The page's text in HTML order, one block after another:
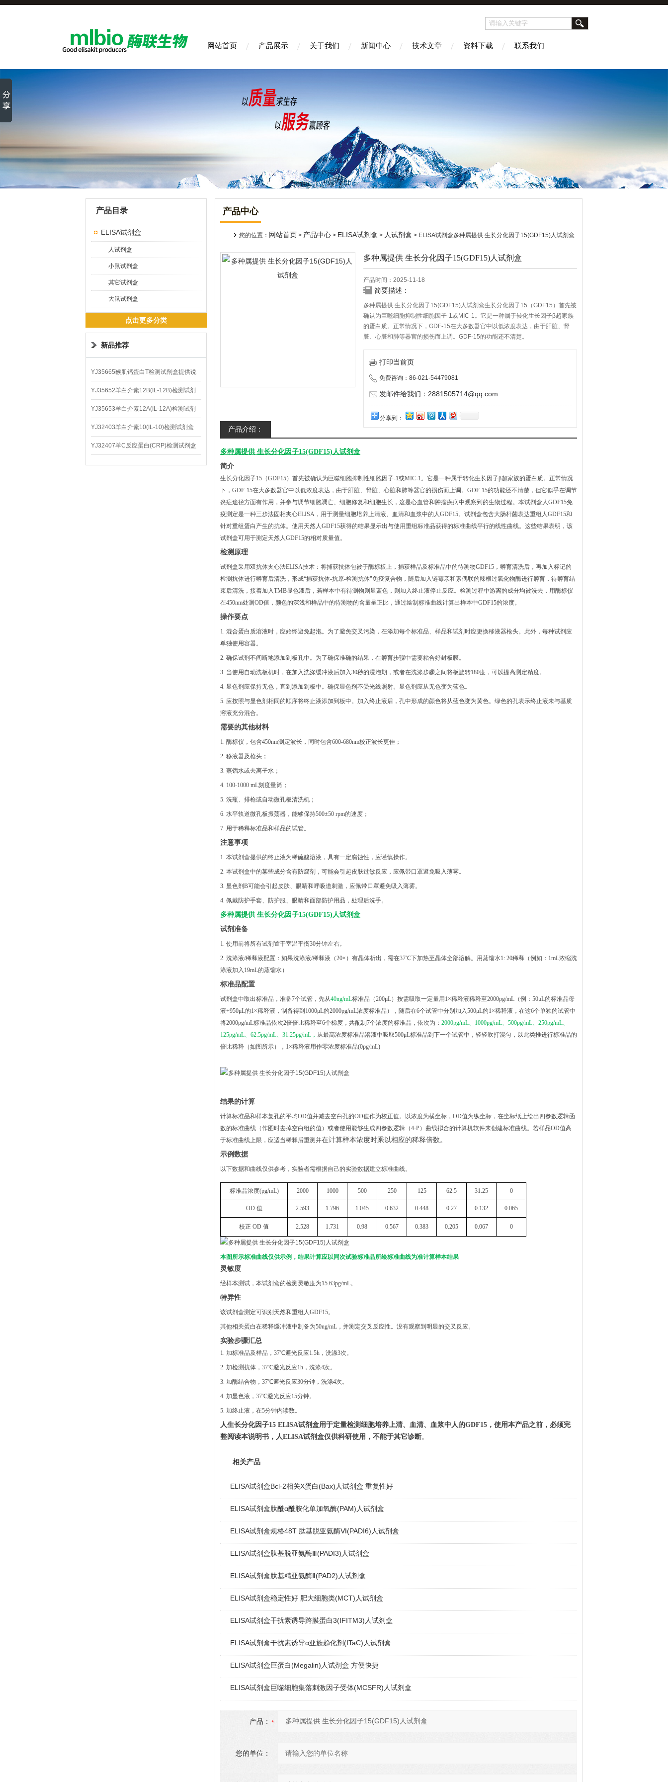
网站首页 产品展示 关于我们 新闻中心 技术文章 资料下载 联系我们
产品目录
ELISA试剂盒
人试剂盒
小鼠试剂盒
其它试剂盒
大鼠试剂盒
点击更多分类
新品推荐
YJ35665猴肌钙蛋白T检测试剂盒提供说
明书
YJ35652羊白介素12B(IL-12B)检测试剂
盒
YJ35653羊白介素12A(IL-12A)检测试剂
盒
YJ32403羊白介素10(IL-10)检测试剂盒
YJ32407羊C反应蛋白(CRP)检测试剂盒
产品中心
您的位置： 网站首页 > 产品中心 > ELISA试剂盒 > 人试剂盒 > ELISA试剂盒多种属提供 生长分化因子15(GDF15)人试剂盒
多种属提供 生长分化因子15(GDF15)人试剂盒
产品时间：2025-11-18
简要描述：
多种属提供 生长分化因子15(GDF15)人试剂盒生长分化因子15（GDF15）首先被
确认为巨噬细胞抑制性细胞因子-1或MIC-1。它是一种属于转化生长因子β超家族
的蛋白质。正常情况下，GDF-15在大多数器官中以低浓度表达，由于肝脏、肾
脏、心脏和肺等器官的损伤而上调。GDF-15的功能还不清楚。
打印当前页
免费咨询：86-021-54479081
发邮件给我们：2881505714@qq.com
分享到：
产品介绍：
多种属提供 生长分化因子15(GDF15)人试剂盒
简介
生长分化因子15（GDF15）首先被确认为巨噬细胞抑制性细胞因子-1或MIC-1。它是一种属于转化生长因子β超家族的蛋白质。正常情况
下，GDF-15在大多数器官中以低浓度表达，由于肝脏、肾脏、心脏和肺等器官的损伤而上调。GDF-15的功能还不清楚，但它似乎在调节
炎症途径方面有作用，并参与调节细胞凋亡、细胞修复和细胞生长，这是心血管和肿瘤疾病中观察到的生物过程。本试剂盒人GDF15免
疫测定是一种三步法固相夹心ELISA，用于测量细胞培养上清液、血清和血浆中的人GDF15。试剂盒包含大肠杆菌表达重组人GDF15和
针对重组蛋白产生的抗体。使用天然人GDF15获得的结果显示出与使用重组标准品获得的标准曲线平行的线性曲线。这些结果表明，该
试剂盒可用于测定天然人GDF15的相对质量值。
检测原理
试剂盒采用双抗体夹心法ELISA技术：将捕获抗体包被于酶标板上，捕获样品及标准品中的待测物GDF15，孵育清洗后，再加入标记的
检测抗体进行孵育后清洗，形成“捕获抗体-抗原-检测抗体"免疫复合物，随后加入链霉亲和素偶联的辣根过氧化物酶进行孵育，待孵育结
束后清洗，接着加入TMB显色液后，若样本中有待测物则显蓝色，则加入终止液停止反应。检测过程中游离的成分均被洗去，用酶标仪
在450nm处测OD值，颜色的深浅和样品中的待测物的含量呈正比，通过绘制标准曲线计算出样本中GDF15的浓度。
操作要点
1. 混合蛋白质溶液时，应始终避免起泡。为了避免交叉污染，在添加每个标准品、样品和试剂时应更换移液器枪头。此外，每种试剂应
单独使用容器。
2. 确保试剂不间断地添加到板孔中。为了确保准确的结果，在孵育步骤中需要粘合好封板膜。
3. 当使用自动洗板机时，在加入洗涤缓冲液后加入30秒的浸泡期，或者在洗涤步骤之间将板旋转180度，可以提高测定精度。
4. 显色剂应保持无色，直到添加到板中。确保显色剂不受光线照射。显色剂应从无色变为蓝色。
5. 应按照与显色剂相同的顺序将终止液添加到板中。加入终止液后，孔中形成的颜色将从蓝色变为黄色。绿色的孔表示终止液未与基质
溶液充分混合。
需要的其他材料
1. 酶标仪，包含450nm测定波长，同时包含600-680nm校正波长更佳；
2. 移液器及枪头；
3. 蒸馏水或去离子水；
4. 100-1000 mL刻度量筒；
5. 洗瓶、排枪或自动微孔板清洗机；
6. 水平轨道微孔板振荡器，能够保持500±50 rpm的速度；
7. 用于稀释标准品和样品的试管。
注意事项
1. 本试剂盒提供的终止液为稀硫酸溶液，具有一定腐蚀性，应谨慎操作。
2. 本试剂盒中的某些成分含有防腐剂，可能会引起皮肤过敏反应，应佩带口罩避免吸入薄雾。
3. 显色剂B可能会引起皮肤、眼睛和呼吸道刺激，应佩带口罩避免吸入薄雾。
4. 佩戴防护手套、防护服、眼睛和面部防护用品，处理后洗手。
多种属提供 生长分化因子15(GDF15)人试剂盒
试剂准备
1. 使用前将所有试剂置于室温平衡30分钟左右。
2. 洗涤液/稀释液配置：如果洗涤液/稀释液（20×）有晶体析出，需在37℃下加热⾄晶体全部溶解。用蒸馏水1: 20稀释（例如：1mL浓缩洗
涤液加入19mL的蒸馏水）
标准品配置
试剂盒中取出标准品，准备7个试管，先从40ng/mL标准品（200μL）按需吸取一定量用1×稀释液稀释至2000pg/mL（例：50μL的标准品母
液+950μL的1×稀释液，制备得到1000μL的2000pg/mL浓度标准品），随后在6个试管中分别加入500μL的1×稀释液，在这6个单独的试管中
将2000pg/mL标准品依次2倍倍比稀释至6个梯度，共配制7个浓度的标准品，依次为： 2000pg/mL、1000pg/mL、500pg/mL、250pg/mL、
125pg/mL、62.5pg/mL、31.25pg/mL， 从最高浓度标准品溶液中吸取500μL标准品到下一个试管中，轻轻吹打混匀，以此类推进行标准品的
倍比稀释（如图所示），1×稀释液用作零浓度标准品(0pg/mL)
结果的计算
计算标准品和样本复孔的平均OD值并减去空白孔的OD值作为校正值。以浓度为横坐标，OD值为纵坐标，在坐标纸上绘出四参数逻辑函
数的标准曲线（作图时去掉空白组的值）或者使用能够生成四参数逻辑（4-P）曲线拟合的计算机软件来创建标准曲线。若样品OD值高
于标准曲线上限，应适当稀释后重测并在计算样本浓度时乘以相应的稀释倍数。
示例数据
以下数据和曲线仅供参考，实验者需根据自己的实验数据建立标准曲线。
标准品浓度(pg/mL) 2000 1000 500 250 125 62.5 31.25 0
OD 值 2.593 1.796 1.045 0.632 0.448 0.27 0.132 0.065
校正 OD 值 2.528 1.731 0.98 0.567 0.383 0.205 0.067 0
本图所示标准曲线仅供示例，结果计算应以同次试验标准品所绘标准曲线为准计算样本结果
灵敏度
经样本测试，本试剂盒的检测灵敏度为15.63pg/mL。
特异性
该试剂盒测定可识别天然和重组人GDF15。
其他相关蛋白在稀释缓冲液中制备为50ng/mL，并测定交叉反应性。没有观察到明显的交叉反应。
实验步骤汇总
1. 加标准品及样品，37℃避光反应1.5h，洗涤3次。
2. 加检测抗体，37℃避光反应1h，洗涤4次。
3. 加酶结合物，37℃避光反应30分钟，洗涤4次。
4. 加显色液，37℃避光反应15分钟。
5. 加终止液，在5分钟内读数。
人生长分化因子15 ELISA试剂盒用于定量检测细胞培养上清、血清、血浆中人的GDF15 ，使用本产品之前，必须完
整阅读本说明书 ，人ELISA试剂盒仅供科研使用，不能于其它诊断。
相关产品
ELISA试剂盒Bcl-2相关X蛋白(Bax)人试剂盒 重复性好
ELISA试剂盒肽酰α酰胺化单加氧酶(PAM)人试剂盒
ELISA试剂盒规格48T 肽基脱亚氨酶Ⅵ(PADI6)人试剂盒
ELISA试剂盒肽基脱亚氨酶Ⅲ(PADI3)人试剂盒
ELISA试剂盒肽基精亚氨酶Ⅱ(PAD2)人试剂盒
ELISA试剂盒稳定性好 肥大细胞类(MCT)人试剂盒
ELISA试剂盒干扰素诱导跨膜蛋白3(IFITM3)人试剂盒
ELISA试剂盒干扰素诱导α亚族趋化剂(ITaC)人试剂盒
ELISA试剂盒巨蛋白(Megalin)人试剂盒 方便快捷
ELISA试剂盒巨噬细胞集落刺激因子受体(MCSFR)人试剂盒
产品：
您的单位：